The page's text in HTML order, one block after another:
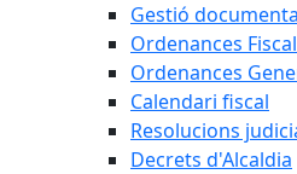
Gestió
Ordenances
Ordenances
Calendari fiscal
Resolucions
Decrets d'Alcaldia